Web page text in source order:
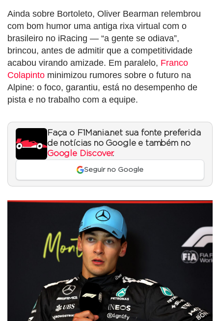
Ainda sobre Bortoleto, Oliver Bearman relembrou
com bom humor uma antiga rixa virtual com o
brasileiro no iRacing — “a gente se odiava”,
brincou, antes de admitir que a competitividade
acabou virando amizade. Em paralelo, Franco
Colapinto minimizou rumores sobre o futuro na
Alpine: o foco, garantiu, está no desempenho de
pista e no trabalho com a equipe.
Faça o F1Mania.net sua fonte preferida
de notícias no Google e também no
Google Discover.
Seguir no Google